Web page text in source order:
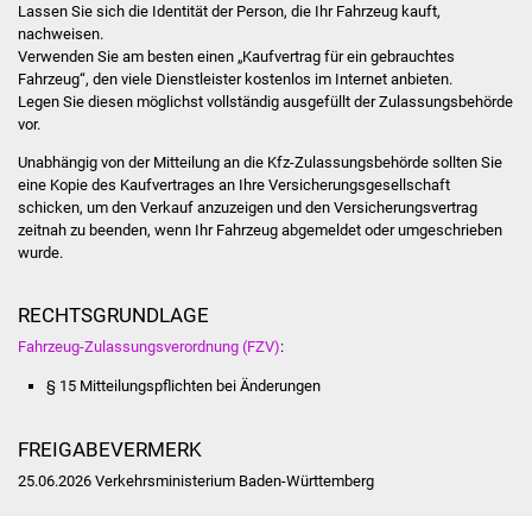
Soziale Einrichtungen
Kirchen
Lokale Agenda
Jugendhaus
Suenergie
Lassen Sie sich die Identität der Person, die Ihr Fahrzeug kauft,
nachweisen.
Verwenden Sie am besten einen „Kaufvertrag für ein gebrauchtes
Fahrzeug“, den viele Dienstleister kostenlos im Internet anbieten.
Legen Sie diesen möglichst vollständig ausgefüllt der Zulassungsbehörde
vor.
Unabhängig von der Mitteilung an die Kfz-Zulassungsbehörde sol ten Sie
eine Kopie des Kaufvertrages an Ihre Versicherungsgesel schaft
schicken, um den Verkauf anzuzeigen und den Versicherungsvertrag
zeitnah zu beenden, wenn Ihr Fahrzeug abgemeldet oder umgeschrieben
wurde.
RECHTSGRUNDLAGE
Fahrzeug-Zulassungsverordnung (FZV):
§ 15 Mitteilungspflichten bei Änderungen
FREIGABEVERMERK
25.06.2026 Verkehrsministerium Baden-Württemberg